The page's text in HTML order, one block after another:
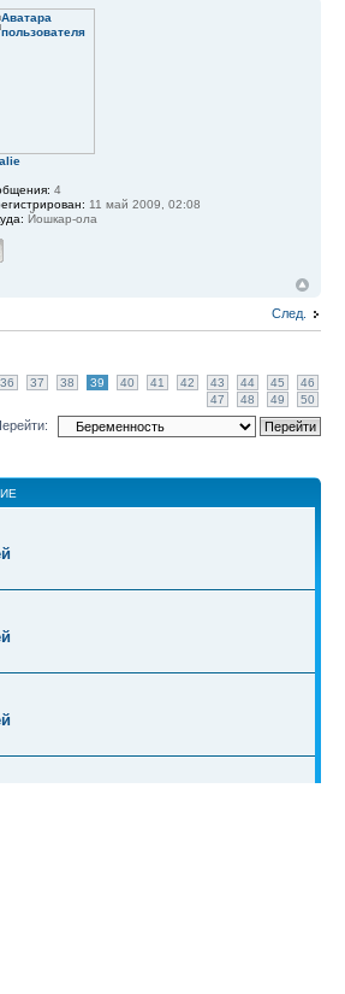
4
11 май 2009, 02:08
Йошкар-ола
След.
36 37 38 39 40 41 42 43 44 45
46
47
48 49 50